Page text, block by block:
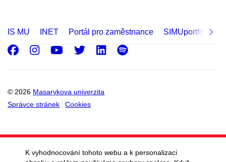
IS MU INET Portál pro zaměstnance SIMUportfolio
© 2026 Masarykova univerzita
Správce stránek
Cookies
Facebook
Instagram
Youtube
Twitter
LinkedIn
Spotify
K vyhodnocování tohoto webu a k personalizaci